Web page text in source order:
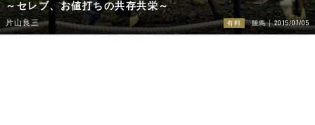
～セレブ、お値打ちの共存共栄～
片山良三 有料 競馬 2015/07/05